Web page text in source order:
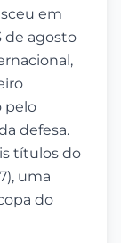
em
de agosto
pelo
defesa.
títulos do
uma
do